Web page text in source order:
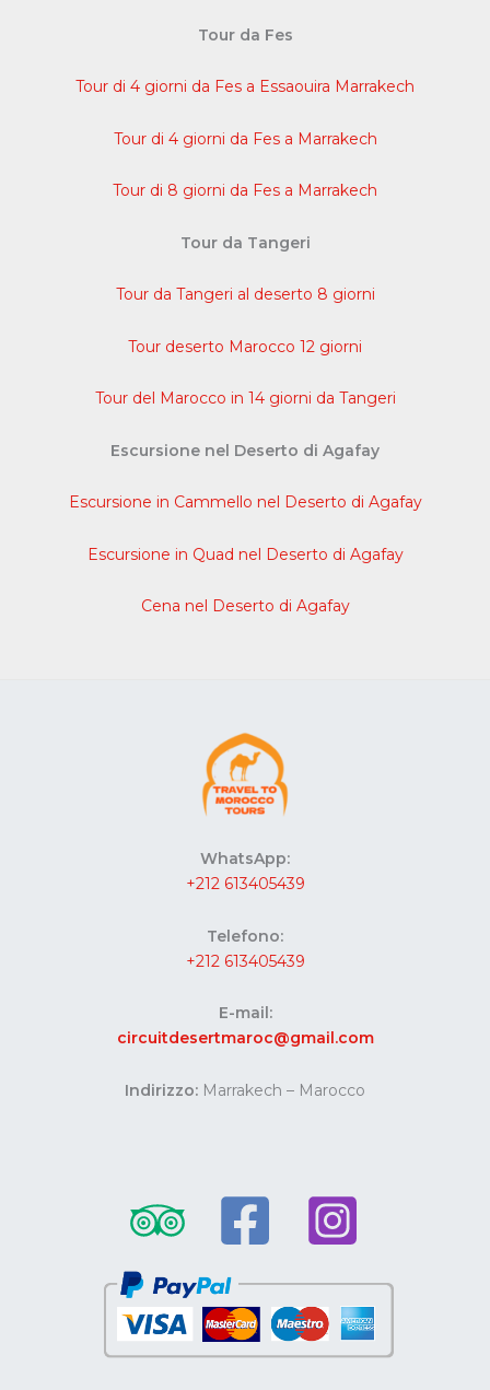
Tour da Fes
Tour di 4 giorni da Fes a Essaouira Marrakech
Tour di 4 giorni da Fes a Marrakech
Tour di 8 giorni da Fes a Marrakech
Tour da Tangeri
Tour da Tangeri al deserto 8 giorni
Tour deserto Marocco 12 giorni
Tour del Marocco in 14 giorni da Tangeri
Escursione nel Deserto di Agafay
Escursione in Cammello nel Deserto di Agafay
Escursione in Quad nel Deserto di Agafay
Cena nel Deserto di Agafay
WhatsApp:
+212 613405439
Telefono:
+212 613405439
E-mail:
circuitdesertmaroc@gmail.com
Indirizzo: Marrakech – Marocco